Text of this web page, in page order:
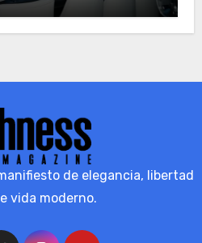
de elegancia, libertad
vida moderno.